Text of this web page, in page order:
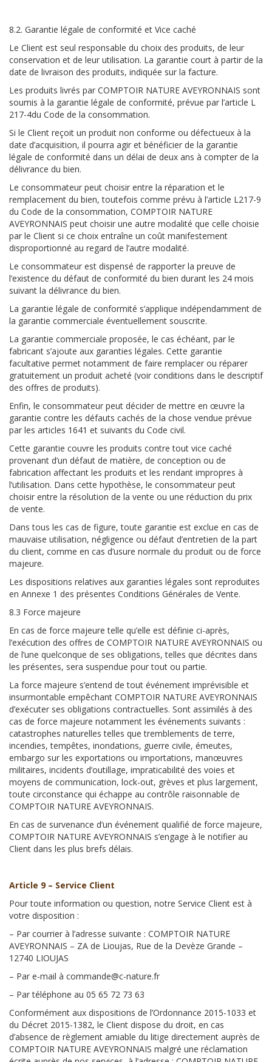
8.2. Garantie légale de conformité et Vice caché
Le Client est seul responsable du choix des produits, de leur
conservation et de leur utilisation. La garantie court à partir de la
date de livraison des produits, indiquée sur la facture.
Les produits livrés par COMPTOIR NATURE AVEYRONNAIS sont
soumis à la garantie légale de conformité, prévue par l’article L
217-4du Code de la consommation.
Si le Client reçoit un produit non conforme ou défectueux à la
date d’acquisition, il pourra agir et bénéficier de la garantie
légale de conformité dans un délai de deux ans à compter de la
délivrance du bien.
Le consommateur peut choisir entre la réparation et le
remplacement du bien, toutefois comme prévu à l’article L217-9
du Code de la consommation, COMPTOIR NATURE
AVEYRONNAIS peut choisir une autre modalité que celle choisie
par le Client si ce choix entraîne un coût manifestement
disproportionné au regard de l’autre modalité.
Le consommateur est dispensé de rapporter la preuve de
l’existence du défaut de conformité du bien durant les 24 mois
suivant la délivrance du bien.
La garantie légale de conformité s’applique indépendamment de
la garantie commerciale éventuellement souscrite.
La garantie commerciale proposée, le cas échéant, par le
fabricant s’ajoute aux garanties légales. Cette garantie
facultative permet notamment de faire remplacer ou réparer
gratuitement un produit acheté (voir conditions dans le descriptif
des offres de produits).
Enfin, le consommateur peut décider de mettre en œuvre la
garantie contre les défauts cachés de la chose vendue prévue
par les articles 1641 et suivants du Code civil.
Cette garantie couvre les produits contre tout vice caché
provenant d’un défaut de matière, de conception ou de
fabrication affectant les produits et les rendant impropres à
l’utilisation. Dans cette hypothèse, le consommateur peut
choisir entre la résolution de la vente ou une réduction du prix
de vente.
Dans tous les cas de figure, toute garantie est exclue en cas de
mauvaise utilisation, négligence ou défaut d’entretien de la part
du client, comme en cas d’usure normale du produit ou de force
majeure.
Les dispositions relatives aux garanties légales sont reproduites
en Annexe 1 des présentes Conditions Générales de Vente.
8.3 Force majeure
En cas de force majeure telle qu’elle est définie ci-après,
l’exécution des offres de COMPTOIR NATURE AVEYRONNAIS ou
de l’une quelconque de ses obligations, telles que décrites dans
les présentes, sera suspendue pour tout ou partie.
La force majeure s’entend de tout événement imprévisible et
insurmontable empêchant COMPTOIR NATURE AVEYRONNAIS
d’exécuter ses obligations contractuelles. Sont assimilés à des
cas de force majeure notamment les événements suivants :
catastrophes naturelles telles que tremblements de terre,
incendies, tempêtes, inondations, guerre civile, émeutes,
embargo sur les exportations ou importations, manœuvres
militaires, incidents d’outillage, impraticabilité des voies et
moyens de communication, lock-out, grèves et plus largement,
toute circonstance qui échappe au contrôle raisonnable de
COMPTOIR NATURE AVEYRONNAIS.
En cas de survenance d’un événement qualifié de force majeure,
COMPTOIR NATURE AVEYRONNAIS s’engage à le notifier au
Client dans les plus brefs délais.
Article 9 – Service Client
Pour toute information ou question, notre Service Client est à
votre disposition :
– Par courrier à l’adresse suivante : COMPTOIR NATURE
AVEYRONNAIS – ZA de Lioujas, Rue de la Devèze Grande –
12740 LIOUJAS
– Par e-mail à commande@c-nature.fr
– Par téléphone au 05 65 72 73 63
Conformément aux dispositions de l’Ordonnance 2015-1033 et
du Décret 2015-1382, le Client dispose du droit, en cas
d’absence de règlement amiable du litige directement auprès de
COMPTOIR NATURE AVEYRONNAIS malgré une réclamation